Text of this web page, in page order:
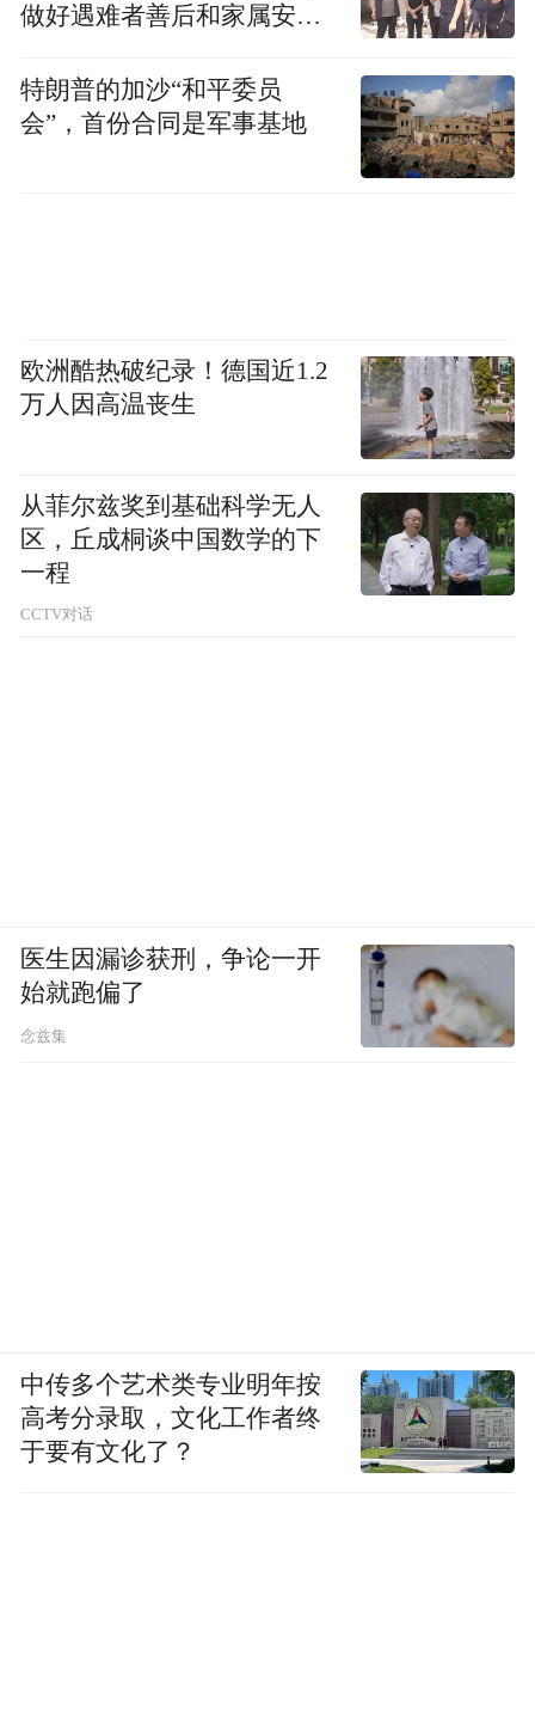
做好遇难者善后和家属安抚
特朗普的加沙“和平委员
会”，首份合同是军事基地
欧洲酷热破纪录！德国近1.2
万人因高温丧生
从菲尔兹奖到基础科学无人
区，丘成桐谈中国数学的下
一程
CCTV对话
医生因漏诊获刑，争论一开
始就跑偏了
念兹集
中传多个艺术类专业明年按
高考分录取，文化工作者终
于要有文化了？